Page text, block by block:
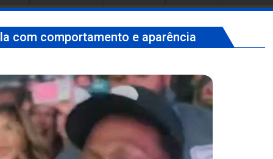
com comportamento e aparência